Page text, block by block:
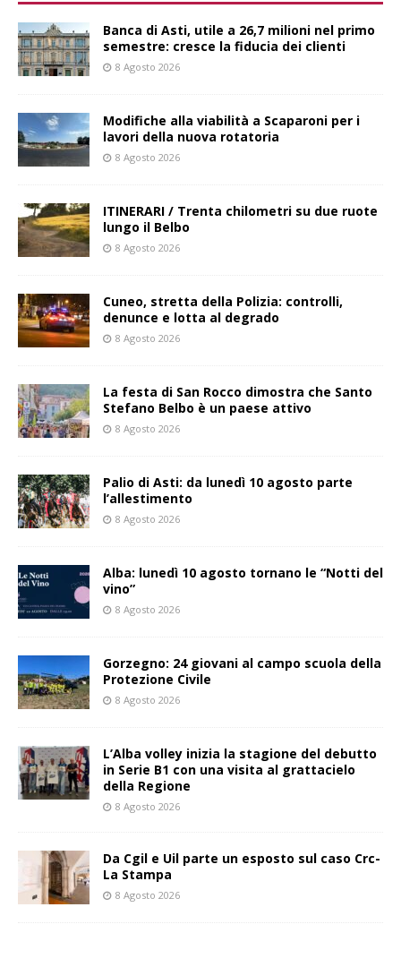
Banca di Asti, utile a 26,7 milioni nel primo
semestre: cresce la fiducia dei clienti
8 Agosto 2026
Modifiche alla viabilità a Scaparoni per i
lavori della nuova rotatoria
8 Agosto 2026
ITINERARI / Trenta chilometri su due ruote
lungo il Belbo
8 Agosto 2026
Cuneo, stretta della Polizia: controlli,
denunce e lotta al degrado
8 Agosto 2026
La festa di San Rocco dimostra che Santo
Stefano Belbo è un paese attivo
8 Agosto 2026
Palio di Asti: da lunedì 10 agosto parte
l’allestimento
8 Agosto 2026
Alba: lunedì 10 agosto tornano le “Notti del
vino”
8 Agosto 2026
Gorzegno: 24 giovani al campo scuola della
Protezione Civile
8 Agosto 2026
L’Alba volley inizia la stagione del debutto
in Serie B1 con una visita al grattacielo
della Regione
8 Agosto 2026
Da Cgil e Uil parte un esposto sul caso Crc-
La Stampa
8 Agosto 2026